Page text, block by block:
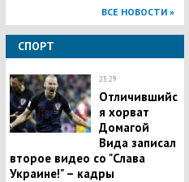
ВСЕ НОВОСТИ »
СПОРТ
23:29
Отличившийс
я хорват
Домагой
Вида записал
второе видео со "Слава
Украине!" – кадры